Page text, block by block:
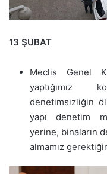
13 ŞUBAT
Meclis Genel
yaptığımız
denetimsizliğin
yapı denetim
yerine, binaların
almamız